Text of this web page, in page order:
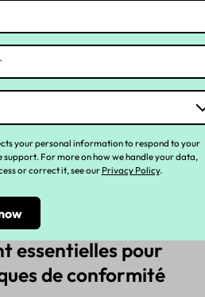
évoluent en conséquence. Les
toujours appuyés sur les feuilles
reconnaissent les limites des
vers l'automatisation pour
et plus précise.
faire appel à des cabinets
services professionnels pour
attendent des solutions plus
pour les heures enregistrées
inutilement du temps à des
et la
essentielles pour
de conformité
your personal information to respond to your
For more on how we handle your data,
or correct it, see our Privacy Policy.